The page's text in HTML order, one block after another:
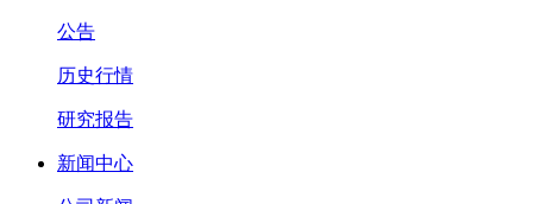
公告
历史行情
研究报告
新闻中心